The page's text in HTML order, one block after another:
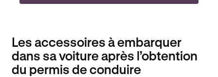
Les accessoires à embarquer
dans sa voiture après l’obtention
du permis de conduire